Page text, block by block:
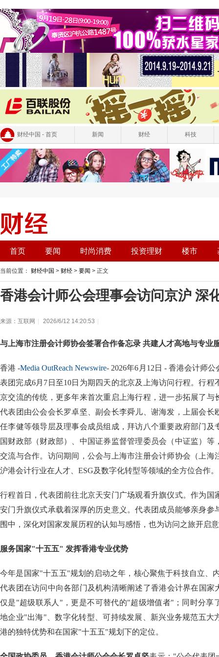
财经中国 - 首页 新闻 财经 科技
首页 要闻 时尚消费 投资理财 楼市
当前位置： 财经中国 > 财经 > 要闻 > 正文
香港会计师公会理事会访问京沪 深
来源：互联网 2026/6/12 14:20:53
与上海市注册会计师协会签署合作备忘录 共建人才高地与专业
香港 -Media OutReach Newswire- 2026年6月12日 - 香港会计师
表团完成6月7日至10日为期四天的北京及上海访问行程。行程
京交流的传统，更多年来首次重启上海行程，进一步拓展了与
代表团由公会会长罗卓坚、副会长李舜儿、谢海发，上届会长
任李健等领导层及理事会成员组成，拜访八个重要政府部门及
国财政部（财政部）、中国证券监督管理委员会（中证监）等
交流与合作。访问期间，公会与上海市注册会计师协会（上海
沪港会计行业在人才、ESG及数字化转型等领域的全方位合作。
行程首日，代表团前往北京天安门广场观看升旗仪式。作为国
安门升旗仪式承载着深厚的历史意义。代表团成员能够亲身参
围中，深化对国家发展历程的认知与感悟，也为访问之旅开启
服务国家"十五五" 发挥香港专业优势
今年是国家"十五五"规划的启动之年，核心聚焦于科技自立、
代表团在访问中向各部门及机构清晰阐述了香港会计界在国
仅是"超级联系人"，更是不可替代的"超级增值者"；同时分享
地企业"出海"、数字化转型、可持续发展、新兴业务规范五大
港的独特优势和在国家"十五五"规划下的定位。